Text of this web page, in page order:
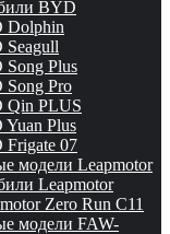
BYD
Plus
Pro
PLUS
Plus
07
модели Leapmotor
Leapmotor
Zero Run C11
модели FAW-